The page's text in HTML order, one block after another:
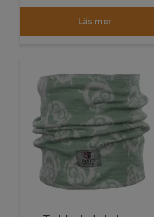
Läs mer